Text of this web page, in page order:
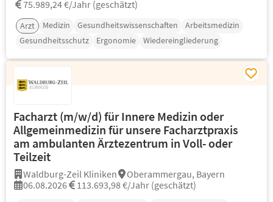
75.989,24 €/Jahr (geschätzt)
Arzt Medizin Gesundheitswissenschaften
Arbeitsmedizin
Gesundheitsschutz
Ergonomie Wiedereingliederung
Facharzt (m/w/d) für Innere Medizin oder
Allgemeinmedizin für unsere Facharztpraxis
am ambulanten Ärztezentrum in Voll- oder
Teilzeit
Waldburg-Zeil Kliniken
Oberammergau, Bayern
06.08.2026
113.693,98 €/Jahr (geschätzt)